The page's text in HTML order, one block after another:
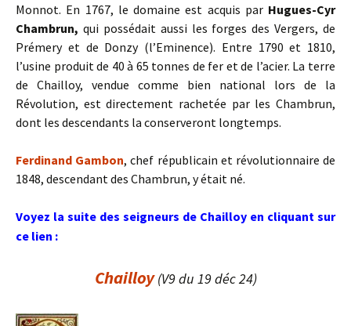
Monnot. En 1767, le domaine est acquis par Hugues-Cyr
Chambrun, qui possédait aussi les forges des Vergers, de
Prémery et de Donzy (l’Eminence). Entre 1790 et 1810,
l’usine produit de 40 à 65 tonnes de fer et de l’acier. La terre
de Chailloy, vendue comme bien national lors de la
Révolution, est directement rachetée par les Chambrun,
dont les descendants la conserveront longtemps.
Ferdinand Gambon, chef républicain et révolutionnaire de
1848, descendant des Chambrun, y était né.
Voyez la suite des seigneurs de Chailloy en cliquant sur
ce lien :
Chailloy (V9 du 19 déc 24)